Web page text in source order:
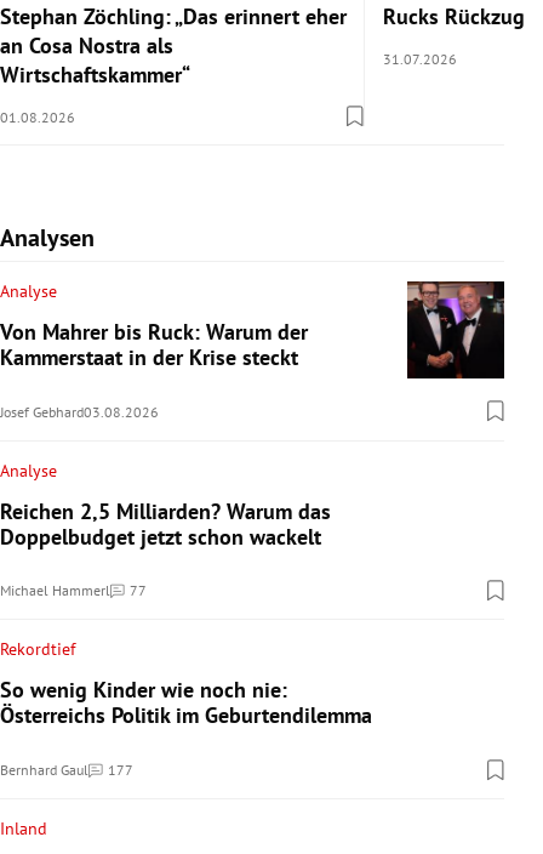
Stephan Zöchling: „Das erinnert eher
an Cosa Nostra als
Wirtschaftskammer“
01.08.2026
Rucks Rückzug
31.07.2026
Analysen
Analyse
Von Mahrer bis Ruck: Warum der
Kammerstaat in der Krise steckt
Josef Gebhard03.08.2026
Analyse
Reichen 2,5 Milliarden? Warum das
Doppelbudget jetzt schon wackelt
Michael Hammerl 77
Kommentare
Rekordtief
So wenig Kinder wie noch nie:
Österreichs Politik im Geburtendilemma
Bernhard Gaul 177
Kommentare
Inland